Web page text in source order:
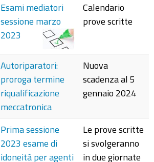
Esami mediatori
sessione marzo
2023
Calendario
prove scritte
Autoriparatori:
proroga termine
riqualificazione
meccatronica
Nuova
scadenza al 5
gennaio 2024
Prima sessione
2023 esame di
idoneità per agenti
Le prove scritte
si svolgeranno
in due giornate